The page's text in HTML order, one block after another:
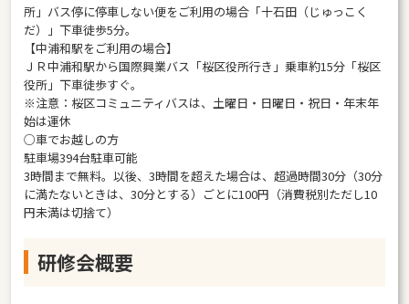
所」バス停に停車しない便をご利用の場合「十石田（じゅっこく
だ）」下車徒歩5分。
【中浦和駅をご利用の場合】
ＪＲ中浦和駅から国際興業バス「桜区役所行き」乗車約15分「桜区
役所」下車徒歩すぐ。
※注意：桜区コミュニティバスは、土曜日・日曜日・祝日・年末年
始は運休
○車でお越しの方
駐車場394台駐車可能
3時間まで無料。以後、3時間を超えた場合は、超過時間30分（30分
に満たないときは、30分とする）ごとに100円（消費税別ただし10
円未満は切捨て）
研修会概要